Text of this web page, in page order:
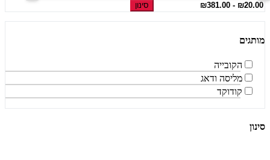
סינון
מותגים
הקובייה
מליסה ודאג
קודוקד
סינון